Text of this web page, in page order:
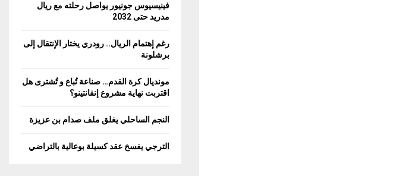
فينيسيوس جونيور يواصل رحلته مع ريال
مدريد حتى 2032
رغم إهتمام الريال.. رودري يختار الإنتقال إلى
برشلونة
مونديال كرة القدم… صناعة تُباع و تُشترى هل
اقتربت نهاية مشروع إنفانتينو؟
النجم الساحلي يغلق ملف صدام بن عزيزة
الترجي يفسخ عقد كسيلة بوعالية بالتراضي